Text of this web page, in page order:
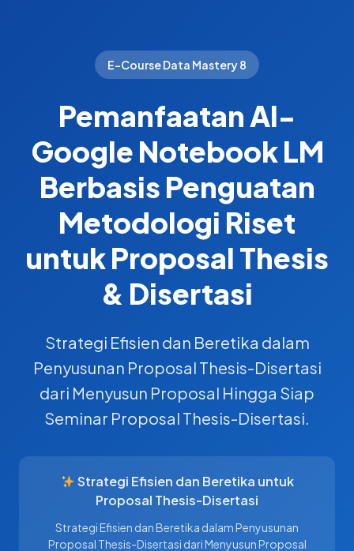
E-Course Data Mastery 8
Pemanfaatan AI-
Google Notebook LM
Berbasis Penguatan
Metodologi Riset
untuk Proposal Thesis
& Disertasi
Strategi Efisien dan Beretika dalam
Penyusunan Proposal Thesis-Disertasi
dari Menyusun Proposal Hingga Siap
Seminar Proposal Thesis-Disertasi.
Strategi Efisien dan Beretika untuk
Proposal Thesis-Disertasi
Strategi Efisien dan Beretika dalam Penyusunan
Proposal Thesis-Disertasi dari Menyusun Proposal